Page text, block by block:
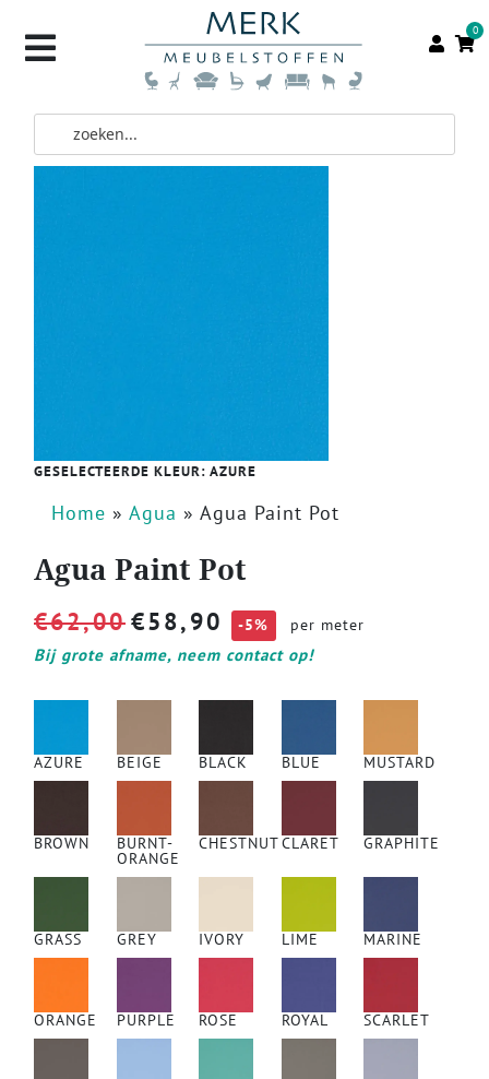
0
GESELECTEERDE KLEUR: AZURE
Home » Agua » Agua Paint Pot
Agua Paint Pot
€62,00€58,90 -5% per meter
Bij grote afname, neem contact op!
AZURE BEIGE BLACK BLUE MUSTARD
BROWN BURNT-
ORANGE
CHESTNUTCLARET GRAPHITE
GRASS GREY IVORY LIME MARINE
ORANGE PURPLE ROSE ROYAL SCARLET